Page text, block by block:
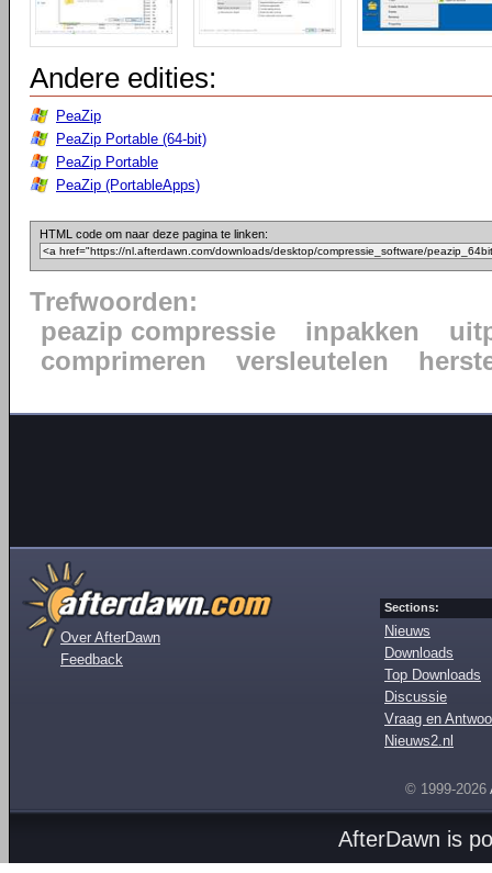
Andere edities:
PeaZip
PeaZip Portable (64-bit)
PeaZip Portable
PeaZip (PortableApps)
HTML code om naar deze pagina te linken:
Trefwoorden:
peazip compressie
inpakken
comprimeren
versleutelen
Over AfterDawn
Feedback
Sections:
Nieuws
Downloads
Top Downloads
Discussie
Vraag en
Nieuws2.nl
© 1999-2026
AfterDawn is